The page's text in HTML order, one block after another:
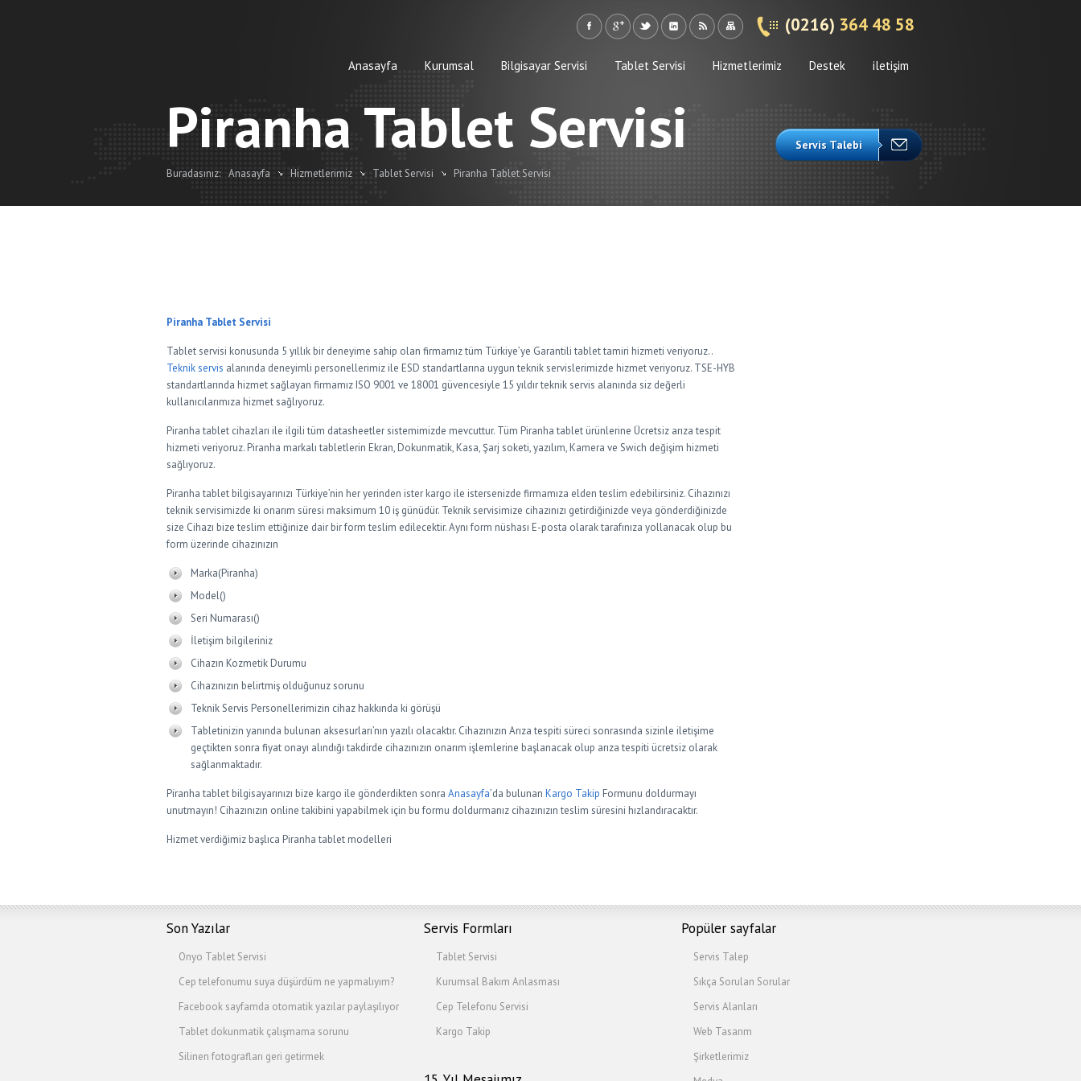
(0216) 364 48 58
Anasayfa Kurumsal Bilgisayar Servisi Tablet Servisi Hizmetlerimiz Destek iletişim
Piranha Tablet Servisi
Buradasınız: Anasayfa Hizmetlerimiz Tablet Servisi Piranha Tablet Servisi
Servis Talebi
Piranha Tablet Servisi
Tablet servisi konusunda 5 yıllık bir deneyime sahip olan firmamız tüm Türkiye’ye Garantili tablet tamiri hizmeti veriyoruz..
Teknik servis alanında deneyimli personellerimiz ile ESD standartlarına uygun teknik servislerimizde hizmet veriyoruz. TSE-HYB
standartlarında hizmet sağlayan firmamız ISO 9001 ve 18001 güvencesiyle 15 yıldır teknik servis alanında siz değerli
kullanıcılarımıza hizmet sağlıyoruz.
Piranha tablet cihazları ile ilgili tüm datasheetler sistemimizde mevcuttur. Tüm Piranha tablet ürünlerine Ücretsiz arıza tespit
hizmeti veriyoruz. Piranha markalı tabletlerin Ekran, Dokunmatik, Kasa, Şarj soketi, yazılım, Kamera ve Swich değişim hizmeti
sağlıyoruz.
Piranha tablet bilgisayarınızı Türkiye’nin her yerinden ister kargo ile istersenizde firmamıza elden teslim edebilirsiniz. Cihazınızı
teknik servisimizde ki onarım süresi maksimum 10 iş günüdür. Teknik servisimize cihazınızı getirdiğinizde veya gönderdiğinizde
size Cihazı bize teslim ettiğinize dair bir form teslim edilecektir. Aynı form nüshası E-posta olarak tarafınıza yollanacak olup bu
form üzerinde cihazınızın
Marka(Piranha)
Model()
Seri Numarası()
İletişim bilgileriniz
Cihazın Kozmetik Durumu
Cihazınızın belirtmiş olduğunuz sorunu
Teknik Servis Personellerimizin cihaz hakkında ki görüşü
Tabletinizin yanında bulunan aksesurları’nın yazılı olacaktır. Cihazınızın Arıza tespiti süreci sonrasında sizinle iletişime
geçtikten sonra fiyat onayı alındığı takdirde cihazınızın onarım işlemlerine başlanacak olup arıza tespiti ücretsiz olarak
sağlanmaktadır.
Piranha tablet bilgisayarınızı bize kargo ile gönderdikten sonra Anasayfa’da bulunan Kargo Takip Formunu doldurmayı
unutmayın! Cihazınızın online takibini yapabilmek için bu formu doldurmanız cihazınızın teslim süresini hızlandıracaktır.
Hizmet verdiğimiz başlıca Piranha tablet modelleri
Son Yazılar
Onyo Tablet Servisi
Cep telefonumu suya düşürdüm ne yapmalıyım?
Facebook sayfamda otomatik yazılar paylaşılıyor
Tablet dokunmatik çalışmama sorunu
Silinen fotografları geri getirmek
Servis Formları
Tablet Servisi
Kurumsal Bakım Anlasması
Cep Telefonu Servisi
Kargo Takip
Popüler sayfalar
Servis Talep
Sıkça Sorulan Sorular
Servis Alanları
Web Tasarım
Şirketlerimiz